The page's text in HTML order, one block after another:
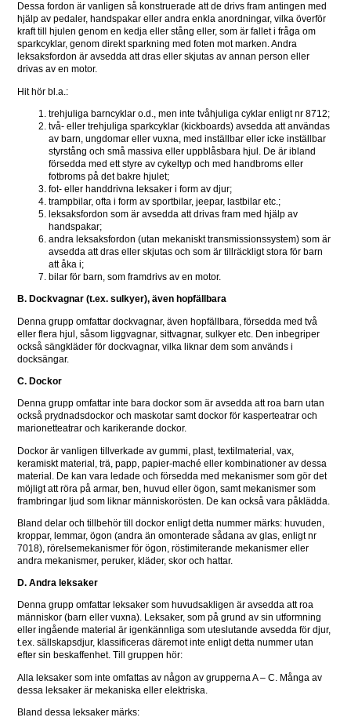
Dessa fordon är vanligen så konstruerade att de drivs fram antingen med
hjälp av pedaler, handspakar eller andra enkla anordningar, vilka överför
kraft till hjulen genom en kedja eller stång eller, som är fallet i fråga om
sparkcyklar, genom direkt sparkning med foten mot marken. Andra
leksaksfordon är avsedda att dras eller skjutas av annan person eller
drivas av en motor.
Hit hör bl.a.:
trehjuliga barncyklar o.d., men inte tvåhjuliga cyklar enligt nr 8712;
två- eller trehjuliga sparkcyklar (kickboards) avsedda att användas
av barn, ungdomar eller vuxna, med inställbar eller icke inställbar
styrstång och små massiva eller uppblåsbara hjul. De är ibland
försedda med ett styre av cykeltyp och med handbroms eller
fotbroms på det bakre hjulet;
fot- eller handdrivna leksaker i form av djur;
trampbilar, ofta i form av sportbilar, jeepar, lastbilar etc.;
leksaksfordon som är avsedda att drivas fram med hjälp av
handspakar;
andra leksaksfordon (utan mekaniskt transmissionssystem) som är
avsedda att dras eller skjutas och som är tillräckligt stora för barn
att åka i;
bilar för barn, som framdrivs av en motor.
B. Dockvagnar (t.ex. sulkyer), även hopfällbara
Denna grupp omfattar dockvagnar, även hopfällbara, försedda med två
eller flera hjul, såsom liggvagnar, sittvagnar, sulkyer etc. Den inbegriper
också sängkläder för dockvagnar, vilka liknar dem som används i
docksängar.
C. Dockor
Denna grupp omfattar inte bara dockor som är avsedda att roa barn utan
också prydnadsdockor och maskotar samt dockor för kasperteatrar och
marionetteatrar och karikerande dockor.
Dockor är vanligen tillverkade av gummi, plast, textilmaterial, vax,
keramiskt material, trä, papp, papier-maché eller kombinationer av dessa
material. De kan vara ledade och försedda med mekanismer som gör det
möjligt att röra på armar, ben, huvud eller ögon, samt mekanismer som
frambringar ljud som liknar människorösten. De kan också vara påklädda.
Bland delar och tillbehör till dockor enligt detta nummer märks: huvuden,
kroppar, lemmar, ögon (andra än omonterade sådana av glas, enligt nr
7018), rörelsemekanismer för ögon, röstimiterande mekanismer eller
andra mekanismer, peruker, kläder, skor och hattar.
D. Andra leksaker
Denna grupp omfattar leksaker som huvudsakligen är avsedda att roa
människor (barn eller vuxna). Leksaker, som på grund av sin utformning
eller ingående material är igenkännliga som uteslutande avsedda för djur,
t.ex. sällskapsdjur, klassificeras däremot inte enligt detta nummer utan
efter sin beskaffenhet. Till gruppen hör:
Alla leksaker som inte omfattas av någon av grupperna A – C. Många av
dessa leksaker är mekaniska eller elektriska.
Bland dessa leksaker märks: